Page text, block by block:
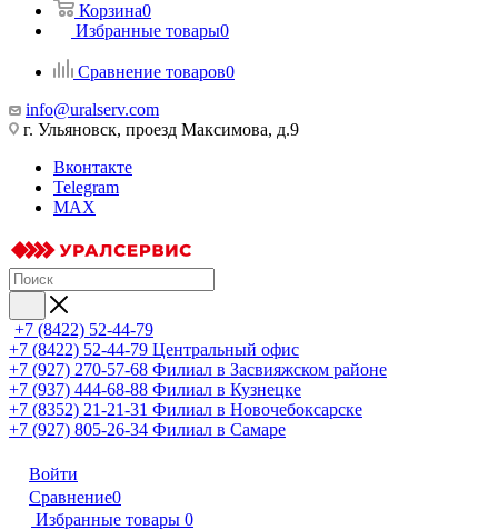
Корзина0
Избранные товары0
Сравнение товаров0
info@uralserv.com
г. Ульяновск, проезд Максимова, д.9
Вконтакте
Telegram
MAX
+7 (8422) 52-44-79
+7 (8422) 52-44-79 Центральный офис
+7 (927) 270-57-68 Филиал в Засвияжском районе
+7 (937) 444-68-88 Филиал в Кузнецке
+7 (8352) 21-21-31 Филиал в Новочебоксарске
+7 (927) 805-26-34 Филиал в Самаре
Войти
Сравнение0
Избранные товары 0